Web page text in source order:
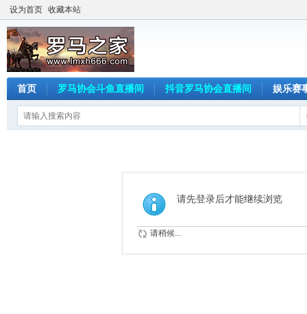
设为首页 收藏本站
首页 罗马协会斗鱼直播间 抖音罗马协会直播间 娱乐赛
请先登录后才能继续浏览
请稍候...